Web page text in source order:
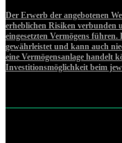
Der Erwerb der angebotenen
erheblichen Risiken verbunden
eingesetzten Vermögens
gewährleistet und kann auch
eine Vermögensanlage handelt
Investitionsmöglichkeit beim